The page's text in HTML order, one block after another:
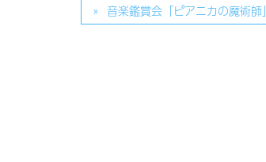
音楽鑑賞会「ピアニカの魔術師」